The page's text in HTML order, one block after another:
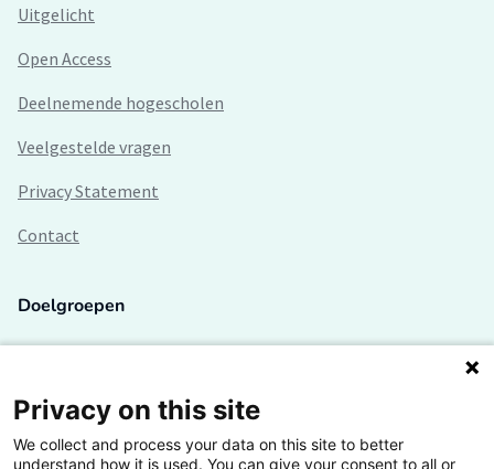
Uitgelicht
Open Access
Deelnemende hogescholen
Veelgestelde vragen
Privacy Statement
Contact
Doelgroepen
Lectoren en onderzoekers
Bedrijven
Privacy on this site
We collect and process your data on this site to better
understand how it is used. You can give your consent to all or